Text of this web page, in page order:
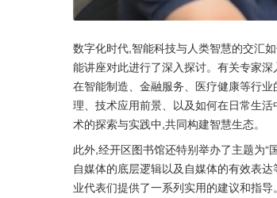
数字化时代,智能科技与人类智慧的交汇
能讲座对此进行了深入探讨。有关专家
在智能制造、金融服务、医疗健康等行
理、技术应用前景、以及如何在日常生
术的探索与实践中,共同构建智慧生态。
此外,经开区图书馆还特别举办了主题为
自媒体的底层逻辑以及自媒体的有效表
业代表们提供了一系列实用的建议和指导。